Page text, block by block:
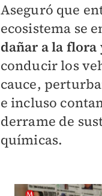
Aseguró que
ecosistema se
dañar a la flora
conducir los
cauce,
e incluso
derrame de
químicas.